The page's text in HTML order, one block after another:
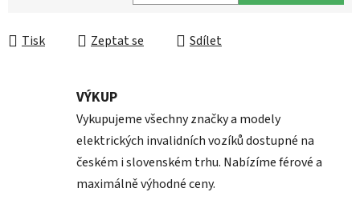
Tisk Zeptat se Sdílet
VÝKUP
Vykupujeme všechny značky a modely
elektrických invalidních vozíků dostupné na
českém i slovenském trhu. Nabízíme férové a
maximálně výhodné ceny.